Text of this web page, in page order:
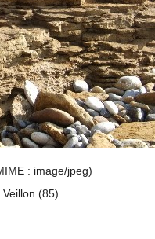
: image/jpeg)
(85).